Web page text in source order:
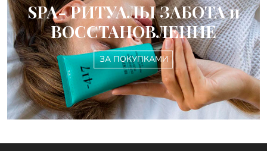
SPA- РИТУАЛЫ ЗАБОТА и
ВОССТАНОВЛЕНИЕ
ЗА ПОКУПКАМИ